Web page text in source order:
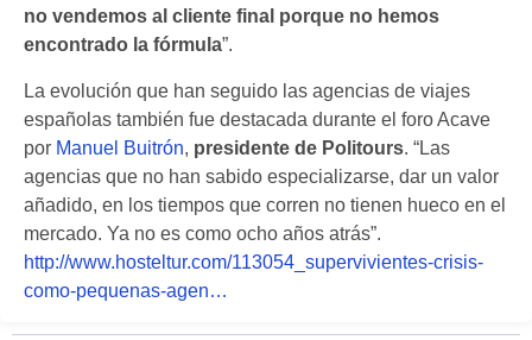
no vendemos al cliente final porque no hemos
encontrado la fórmula”.
La evolución que han seguido las agencias de viajes
españolas también fue destacada durante el foro Acave
por Manuel Buitrón, presidente de Politours. “Las
agencias que no han sabido especializarse, dar un valor
añadido, en los tiempos que corren no tienen hueco en el
mercado. Ya no es como ocho años atrás”.
http://www.hosteltur.com/113054_supervivientes-crisis-
como-pequenas-agen…